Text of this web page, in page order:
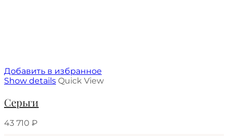
Добавить в избранное
Show details Quick View
Серьги
43 710 ₽